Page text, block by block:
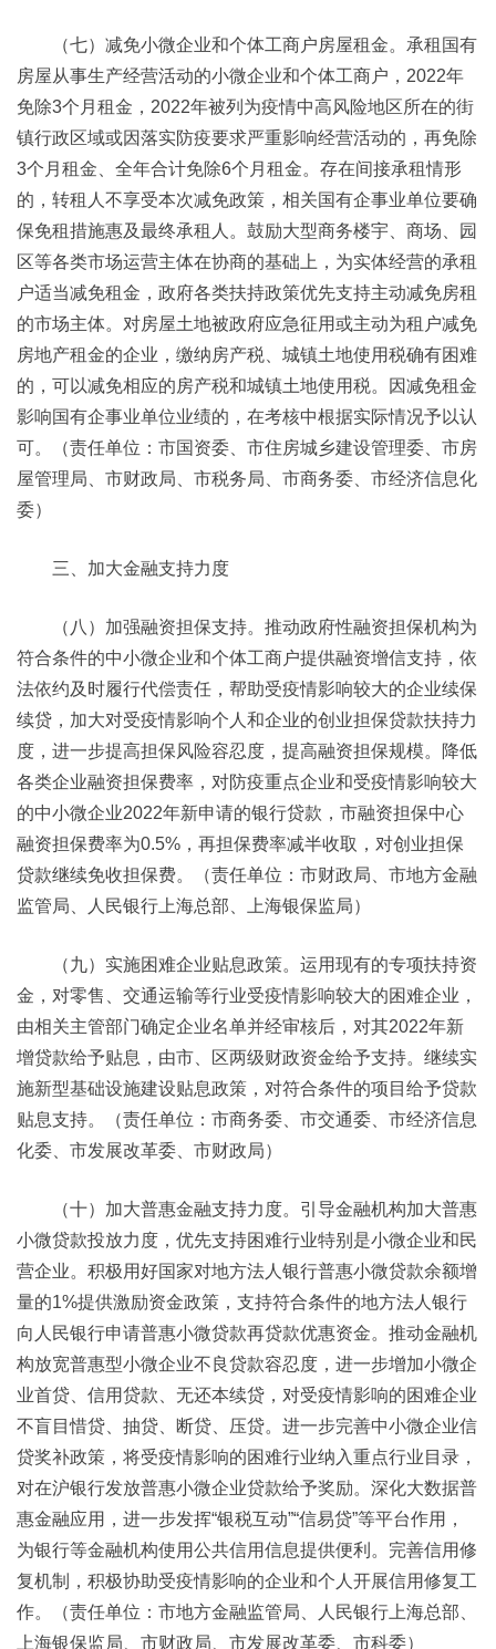
（七）减免小微企业和个体工商户房屋租金。承租国有
房屋从事生产经营活动的小微企业和个体工商户，2022年
免除3个月租金，2022年被列为疫情中高风险地区所在的街
镇行政区域或因落实防疫要求严重影响经营活动的，再免除
3个月租金、全年合计免除6个月租金。存在间接承租情形
的，转租人不享受本次减免政策，相关国有企事业单位要确
保免租措施惠及最终承租人。鼓励大型商务楼宇、商场、园
区等各类市场运营主体在协商的基础上，为实体经营的承租
户适当减免租金，政府各类扶持政策优先支持主动减免房租
的市场主体。对房屋土地被政府应急征用或主动为租户减免
房地产租金的企业，缴纳房产税、城镇土地使用税确有困难
的，可以减免相应的房产税和城镇土地使用税。因减免租金
影响国有企事业单位业绩的，在考核中根据实际情况予以认
可。（责任单位：市国资委、市住房城乡建设管理委、市房
屋管理局、市财政局、市税务局、市商务委、市经济信息化
委）
三、加大金融支持力度
（八）加强融资担保支持。推动政府性融资担保机构为
符合条件的中小微企业和个体工商户提供融资增信支持，依
法依约及时履行代偿责任，帮助受疫情影响较大的企业续保
续贷，加大对受疫情影响个人和企业的创业担保贷款扶持力
度，进一步提高担保风险容忍度，提高融资担保规模。降低
各类企业融资担保费率，对防疫重点企业和受疫情影响较大
的中小微企业2022年新申请的银行贷款，市融资担保中心
融资担保费率为0.5%，再担保费率减半收取，对创业担保
贷款继续免收担保费。（责任单位：市财政局、市地方金融
监管局、人民银行上海总部、上海银保监局）
（九）实施困难企业贴息政策。运用现有的专项扶持资
金，对零售、交通运输等行业受疫情影响较大的困难企业，
由相关主管部门确定企业名单并经审核后，对其2022年新
增贷款给予贴息，由市、区两级财政资金给予支持。继续实
施新型基础设施建设贴息政策，对符合条件的项目给予贷款
贴息支持。（责任单位：市商务委、市交通委、市经济信息
化委、市发展改革委、市财政局）
（十）加大普惠金融支持力度。引导金融机构加大普惠
小微贷款投放力度，优先支持困难行业特别是小微企业和民
营企业。积极用好国家对地方法人银行普惠小微贷款余额增
量的1%提供激励资金政策，支持符合条件的地方法人银行
向人民银行申请普惠小微贷款再贷款优惠资金。推动金融机
构放宽普惠型小微企业不良贷款容忍度，进一步增加小微企
业首贷、信用贷款、无还本续贷，对受疫情影响的困难企业
不盲目惜贷、抽贷、断贷、压贷。进一步完善中小微企业信
贷奖补政策，将受疫情影响的困难行业纳入重点行业目录，
对在沪银行发放普惠小微企业贷款给予奖励。深化大数据普
惠金融应用，进一步发挥“银税互动”“信易贷”等平台作用，
为银行等金融机构使用公共信用信息提供便利。完善信用修
复机制，积极协助受疫情影响的企业和个人开展信用修复工
作。（责任单位：市地方金融监管局、人民银行上海总部、
上海银保监局、市财政局、市发展改革委、市科委）